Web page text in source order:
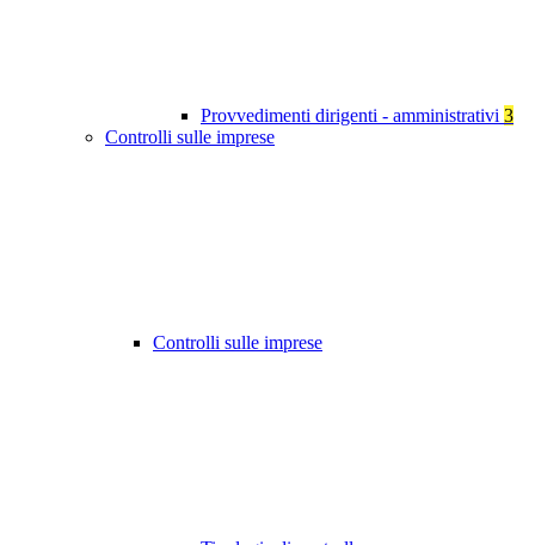
Provvedimenti dirigenti - amministrativi 3
Controlli sulle imprese
Controlli sulle imprese